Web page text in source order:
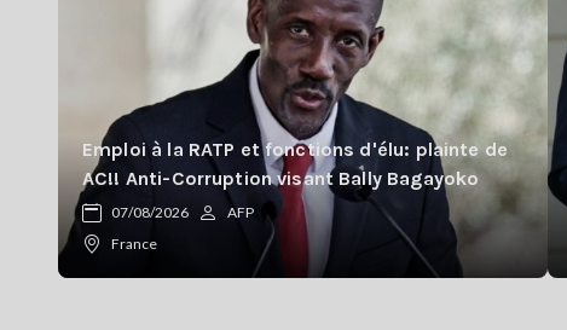
Emploi à la RATP et fonctions d'élu: plainte de
AC!! Anti-Corruption visant Bally Bagayoko
07/08/2026
AFP
France